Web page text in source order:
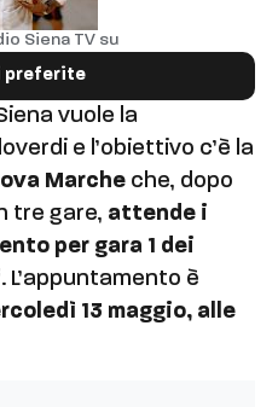
Siena TV su
preferite
vuole la
e l’obiettivo c’è la
Marche che, dopo
tre gare, attende i
per gara 1 dei
. L’appuntamento è
13 maggio, alle